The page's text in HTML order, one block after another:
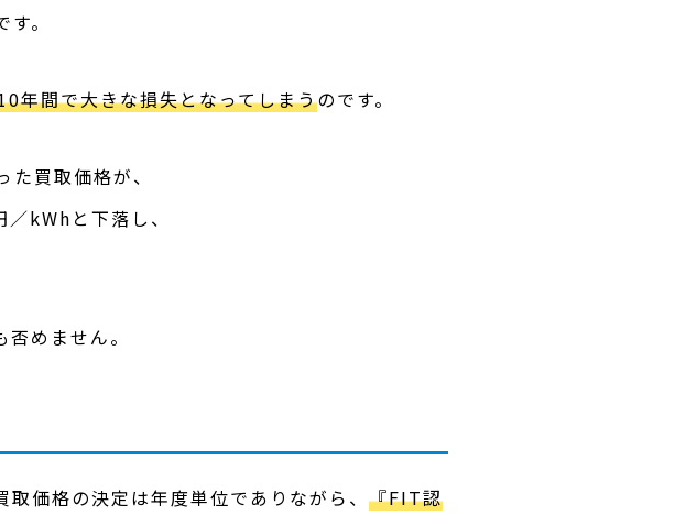
。
年間で大きな損失となってしまうのです。
買取価格が、
kWhと下落し、
めません。
価格の決定は年度単位でありながら、 『FIT認